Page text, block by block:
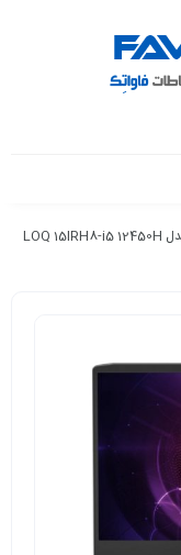
/ لپ تاپ 15.6 اینچی لنوو مدل LOQ 15IRH8-i5 12450H